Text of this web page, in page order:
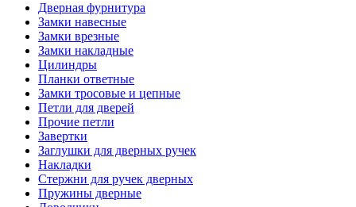
Дверная фурнитура
Замки навесные
Замки врезные
Замки накладные
Цилиндры
Планки ответные
Замки тросовые и цепные
Петли для дверей
Прочие петли
Завертки
Заглушки для дверных ручек
Накладки
Стержни для ручек дверных
Пружины дверные